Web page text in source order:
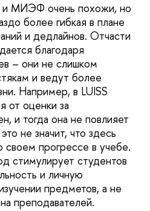
и МИЭФ очень похожи, но
более гибкая в плане
и дедлайнов. Отчасти
благодаря
– они не слишком
и ведут более
Например, в LUISS
от оценки за
и тогда она не повлияет
не значит, что здесь
прогрессе в учебе.
стимулирует студентов
и личную
предметов, а не
преподавателей.